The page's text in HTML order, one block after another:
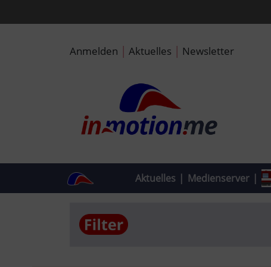
Anmelden | Aktuelles | Newsletter
Aktuelles | Medienserver |